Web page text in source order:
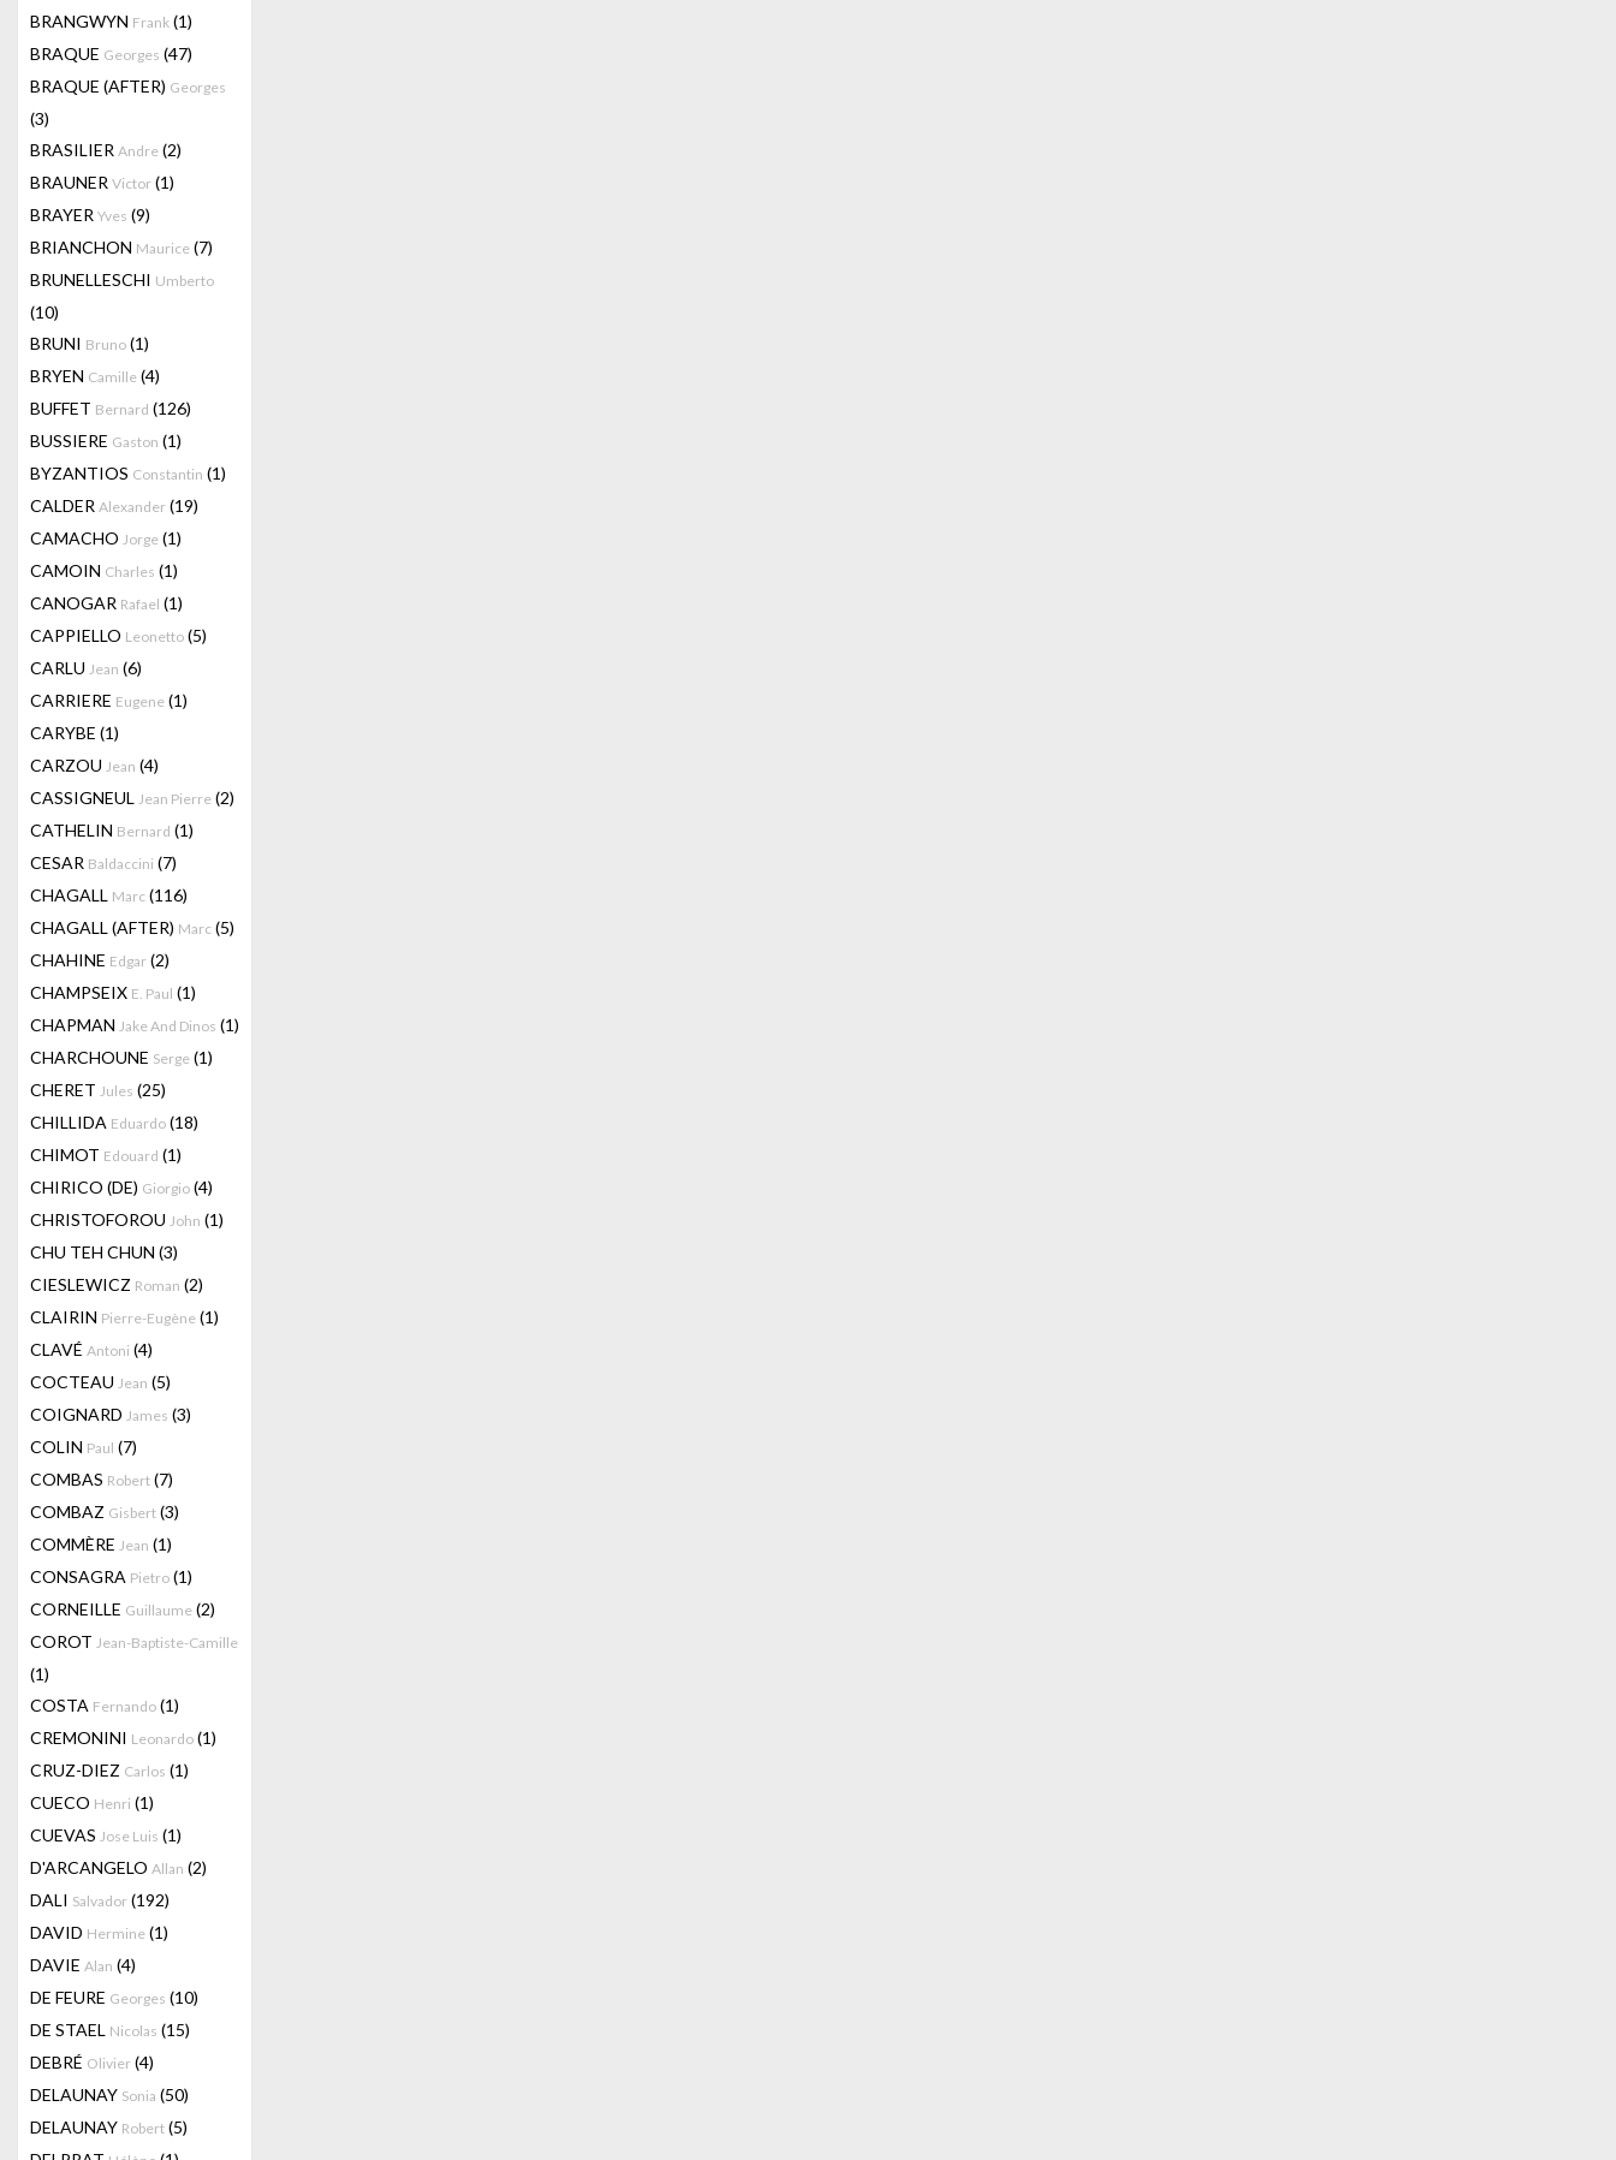
BRANGWYN Frank (1)
BRAQUE Georges (47)
BRAQUE (AFTER) Georges
(3)
BRASILIER Andre (2)
BRAUNER Victor (1)
BRAYER Yves (9)
BRIANCHON Maurice (7)
BRUNELLESCHI Umberto
(10)
BRUNI Bruno (1)
BRYEN Camille (4)
BUFFET Bernard (126)
BUSSIERE Gaston (1)
BYZANTIOS Constantin (1)
CALDER Alexander (19)
CAMACHO Jorge (1)
CAMOIN Charles (1)
CANOGAR Rafael (1)
CAPPIELLO Leonetto (5)
CARLU Jean (6)
CARRIERE Eugene (1)
CARYBE (1)
CARZOU Jean (4)
CASSIGNEUL Jean Pierre (2)
CATHELIN Bernard (1)
CESAR Baldaccini (7)
CHAGALL Marc (116)
CHAGALL (AFTER) Marc (5)
CHAHINE Edgar (2)
CHAMPSEIX E. Paul (1)
CHAPMAN Jake And Dinos (1)
CHARCHOUNE Serge (1)
CHERET Jules (25)
CHILLIDA Eduardo (18)
CHIMOT Edouard (1)
CHIRICO (DE) Giorgio (4)
CHRISTOFOROU John (1)
CHU TEH CHUN (3)
CIESLEWICZ Roman (2)
CLAIRIN Pierre-Eugène (1)
CLAVÉ Antoni (4)
COCTEAU Jean (5)
COIGNARD James (3)
COLIN Paul (7)
COMBAS Robert (7)
COMBAZ Gisbert (3)
COMMÈRE Jean (1)
CONSAGRA Pietro (1)
CORNEILLE Guillaume (2)
COROT Jean-Baptiste-Camille
(1)
COSTA Fernando (1)
CREMONINI Leonardo (1)
CRUZ-DIEZ Carlos (1)
CUECO Henri (1)
CUEVAS Jose Luis (1)
D'ARCANGELO Allan (2)
DALI Salvador (192)
DAVID Hermine (1)
DAVIE Alan (4)
DE FEURE Georges (10)
DE STAEL Nicolas (15)
DEBRÉ Olivier (4)
DELAUNAY Sonia (50)
DELAUNAY Robert (5)